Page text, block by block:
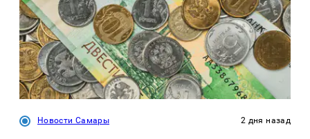
Новости Самары 2 дня назад